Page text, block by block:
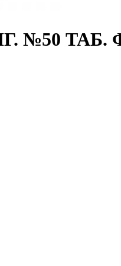
№50 ТАБ.